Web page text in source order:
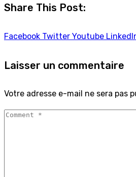
Share This Post:
Facebook Twitter Youtube
Laisser un commentaire
Votre adresse e-mail ne sera pas